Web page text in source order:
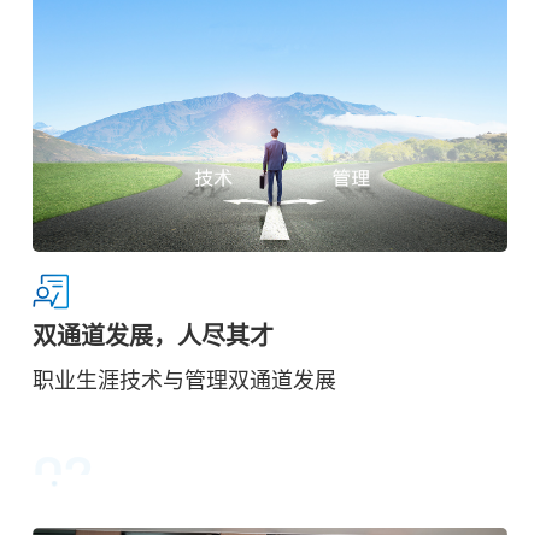
双通道发展，人尽其才
职业生涯技术与管理双通道发展
02